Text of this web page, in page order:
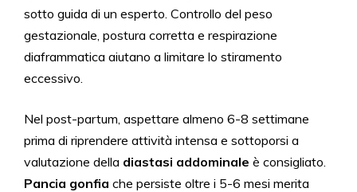
sotto guida di un esperto. Controllo del peso
gestazionale, postura corretta e respirazione
diaframmatica aiutano a limitare lo stiramento
eccessivo.
Nel post-partum, aspettare almeno 6-8 settimane
prima di riprendere attività intensa e sottoporsi a
valutazione della diastasi addominale è consigliato.
Pancia gonfia che persiste oltre i 5-6 mesi merita